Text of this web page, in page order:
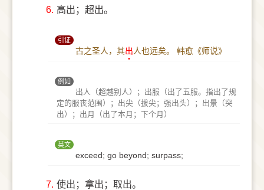
6. 高出；超出。
引证
古之圣人，其出人也远矣。 韩愈《师说》
例如
出人（超越别人）；出服（出了五服。指出了规
定的服丧范围）；出尖（拔尖；强出头）；出景（突
出）；出月（出了本月；下个月）
英文
exceed; go beyond; surpass;
7. 使出；拿出；取出。